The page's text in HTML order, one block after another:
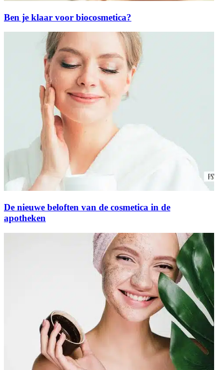
Ben je klaar voor biocosmetica?
De nieuwe beloften van de cosmetica in de
apotheken